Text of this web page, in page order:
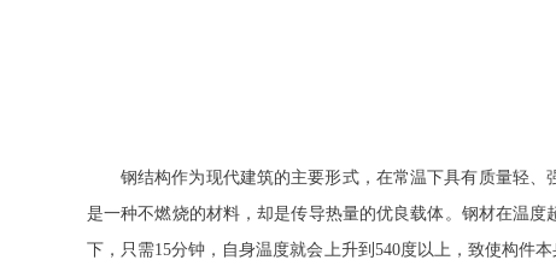
钢结构作为现代建筑的主要形式，在常温下具有质量轻
是一种不燃烧的材料，却是传导热量的优良载体。钢材在温
下，只需15分钟，自身温度就会上升到540度以上，致使构件